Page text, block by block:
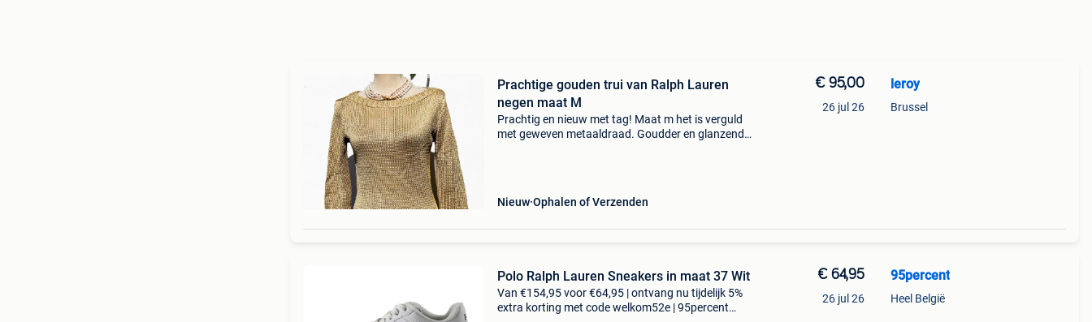
Prachtige gouden trui van Ralph Lauren
negen maat M
Prachtig en nieuw met tag! Maat m het is verguld
met geweven metaaldraad. Goudder en glanzender
Nieuw Ophalen of Verzenden
€ 95,00
26 jul 26
leroy
Brussel
Polo Ralph Lauren Sneakers in maat 37 Wit
Van €154,95 voor €64,95 | ontvang nu tijdelijk 5%
extra korting met code welkom52e | 95percent
€ 64,95
26 jul 26
95percent
Heel België